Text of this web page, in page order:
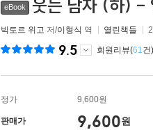
eBook 웃는 남자 (하) -
빅토르 위고 저/이형식 역 열린책들
9.5 회원리뷰(61건)
정가 9,600원
판매가 9,600원